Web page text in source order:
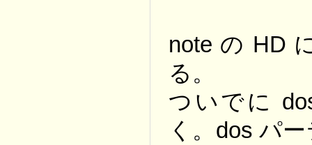
note の HD
る。
ついでに
く。dos パ